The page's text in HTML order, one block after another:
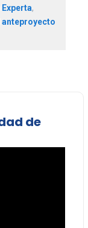
,
anteproyecto
de